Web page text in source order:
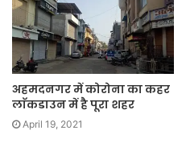
अहमदनगर में कोरोना का कहर
लाॅकडाउन में है पूरा शहर
April 19, 2021